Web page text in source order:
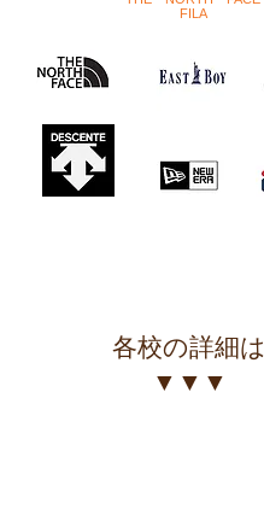
​FILA
各校の詳細は
​▼▼▼